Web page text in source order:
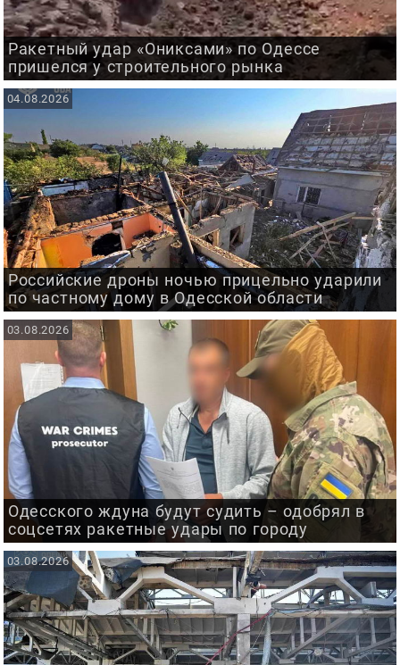
Ракетный удар «Ониксами» по Одессе
пришелся у строительного рынка
Российские дроны ночью прицельно ударили
по частному дому в Одесской области
04.08.2026
Одесского ждуна будут судить – одобрял в
соцсетях ракетные удары по городу
03.08.2026
03.08.2026